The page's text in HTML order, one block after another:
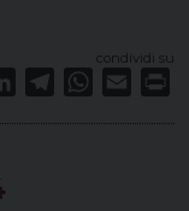
condividi su
LinkedInTelegramWhatsApp
Email